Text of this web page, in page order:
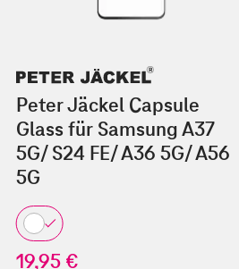
Peter Jäckel Capsule
Glass für Samsung A37
5G/ S24 FE/ A36 5G/ A56
5G
19,95 €